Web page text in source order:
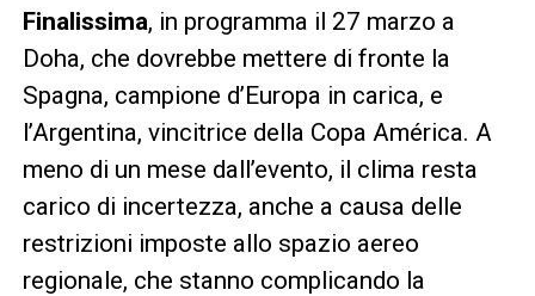
Finalissima, in programma il 27 marzo a
Doha, che dovrebbe mettere di fronte la
Spagna, campione d’Europa in carica, e
l’Argentina, vincitrice della Copa América. A
meno di un mese dall’evento, il clima resta
carico di incertezza, anche a causa delle
restrizioni imposte allo spazio aereo
regionale, che stanno complicando la